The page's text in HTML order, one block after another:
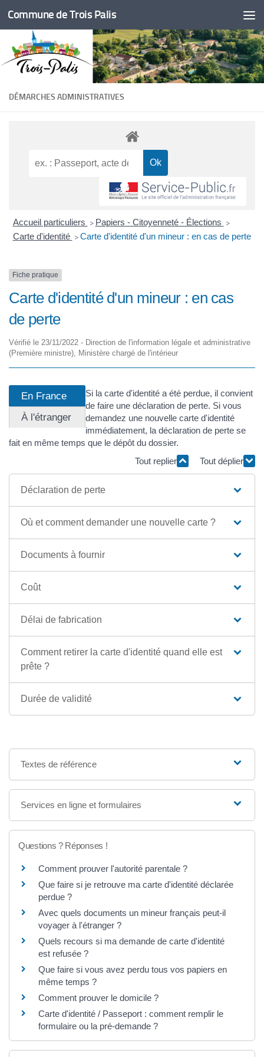
Skip to content
Commune de Trois Palis
DÉMARCHES ADMINISTRATIVES
Accueil particuliers > Papiers - Citoyenneté - Élections >
Carte d'identité > Carte d'identité d'un mineur : en cas de perte
Fiche pratique
Carte d'identité d'un mineur : en cas
de perte
Vérifié le 23/11/2022 - Direction de l'information légale et administrative
(Première ministre), Ministère chargé de l'intérieur
En France
À l'étranger
Si la carte d'identité a été perdue, il convient
de faire une déclaration de perte. Si vous
demandez une nouvelle carte d'identité
immédiatement, la déclaration de perte se
fait en même temps que le dépôt du dossier.
Tout replier
Tout déplier
Déclaration de perte
Où et comment demander une nouvelle carte ?
Documents à fournir
Coût
Délai de fabrication
Comment retirer la carte d'identité quand elle est
prête ?
Durée de validité
Textes de référence
Services en ligne et formulaires
Questions ? Réponses !
Comment prouver l'autorité parentale ?
Que faire si je retrouve ma carte d'identité déclarée
perdue ?
Avec quels documents un mineur français peut-il
voyager à l'étranger ?
Quels recours si ma demande de carte d'identité
est refusée ?
Que faire si vous avez perdu tous vos papiers en
même temps ?
Comment prouver le domicile ?
Carte d'identité / Passeport : comment remplir le
formulaire ou la pré-demande ?